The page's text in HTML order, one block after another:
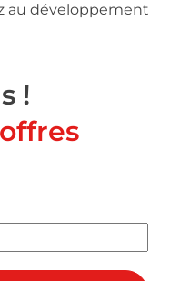
au développement
!